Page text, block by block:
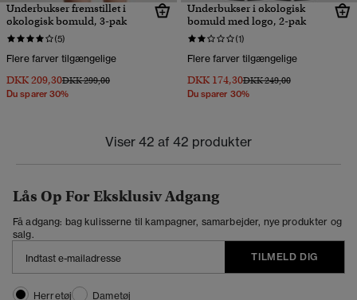
Underbukser fremstillet i
økologisk bomuld, 3-pak
(5)
Flere farver tilgængelige
DKK 209,30Pris nedsat fra
DKK 299,00til
Du sparer 30%
Underbukser i økologisk
bomuld med logo, 2-pak
(1)
Flere farver tilgængelige
DKK 174,30Pris nedsat fra
DKK 249,00til
Du sparer 30%
Viser 42 af 42 produkter
Lås Op For Eksklusiv Adgang
Få adgang: bag kulisserne til kampagner, samarbejder, nye produkter og
salg.
TILMELD DIG
Herretøj Dametøj